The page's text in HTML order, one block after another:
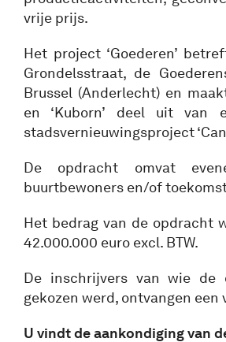
vrije prijs.
Het project ‘Goederen’
Grondelsstraat, de
Brussel (Anderlecht) en
en ‘Kuborn’ deel uit
stadsvernieuwingsproject
De opdracht omvat
buurtbewoners en/of
Het bedrag van de opdracht
42.000.000 euro excl. BTW.
De inschrijvers van wie
gekozen werd, ontvangen een
U vindt de aankondiging van